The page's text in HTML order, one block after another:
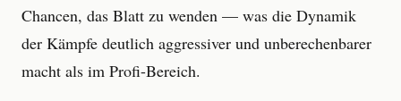
Chancen, das Blatt zu wenden — was die Dynamik
der Kämpfe deutlich aggressiver und unberechenbarer
macht als im Profi-Bereich.